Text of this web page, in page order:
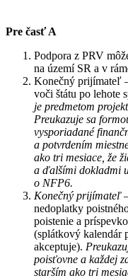
Pre časť A
Podpora z PRV
na území SR a v
Konečný prijímateľ
voči štátu po lehote
je predmetom
Preukazuje sa
vysporiadané
a potvrdením
ako tri mesiace, že
a ďalšími dokladmi
o NFP6.
Konečný prijímateľ
nedoplatky
poistenie a
(splátkový kalendár
akceptuje).
poisťovne a každej
starším ako tri